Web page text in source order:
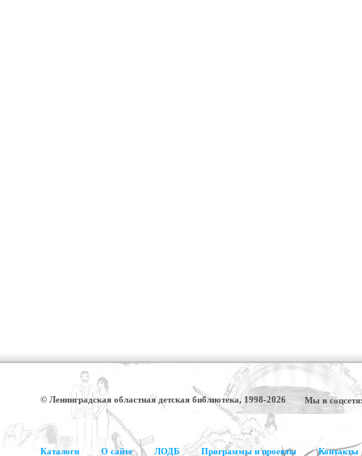
© Ленинградская областная детская библиотека, 1998-2026 Мы в
Каталоги О сайте ЛОДБ Программы и проекты Контакты